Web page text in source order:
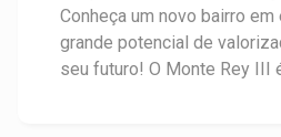
Conheça um novo bairro em
grande potencial de
seu futuro! O Monte Rey III é um bairro pronto